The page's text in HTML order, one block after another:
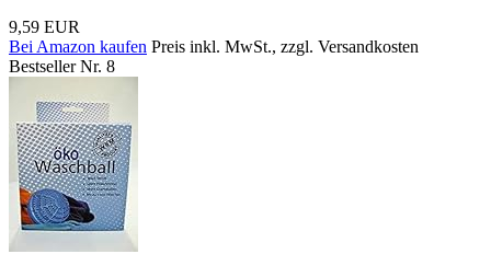
9,59 EUR
Bei Amazon kaufen Preis inkl. MwSt., zzgl. Versandkosten
Bestseller Nr. 8